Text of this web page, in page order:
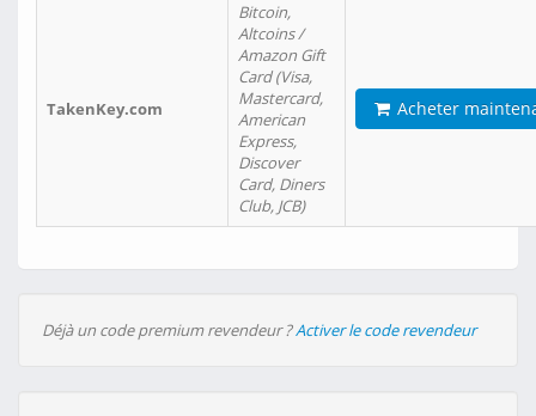
TakenKey.com
Bitcoin,
Altcoins /
Amazon Gift
Card (Visa,
Mastercard,
American
Express,
Discover
Card, Diners
Club, JCB)
Acheter
Déjà un code premium revendeur ?Activer le code revendeur